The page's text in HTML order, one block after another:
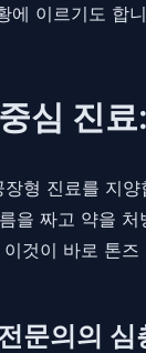
에 이르기도 합
심 진
형 진료를 지
을 짜고 약을
것이 바로 톤
문의의 심